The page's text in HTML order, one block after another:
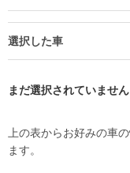
選択した車
まだ選択されていません
上の表からお好みの車
ます。